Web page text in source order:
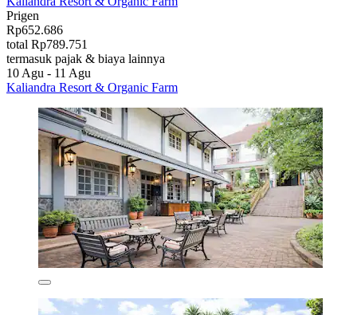
Prigen
Rp652.686
total Rp789.751
termasuk pajak & biaya lainnya
10 Agu - 11 Agu
Kaliandra Resort & Organic Farm